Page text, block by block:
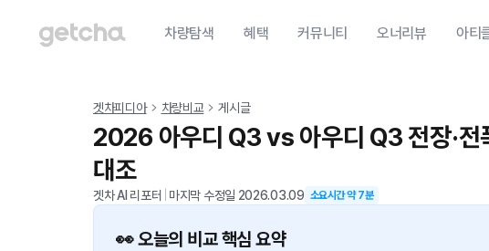
차량탐색 혜택 커뮤니티 오너리뷰 아티
겟차피디아 차량비교 게시글
2026 아우디 Q3 vs 아우디 Q3 전장·전
대조
겟차 AI 리포터 마지막 수정일 2026.03.09 소요시간 약7분
👀 오늘의 비교 핵심 요약